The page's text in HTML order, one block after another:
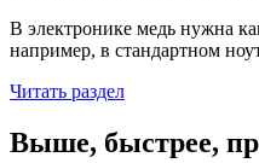
В электронике медь нужна
например, в стандартном
Читать раздел
Выше, быстрее,